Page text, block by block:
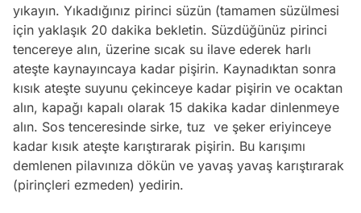
yıkayın. Yıkadığınız pirinci süzün (tamamen süzülmesi
için yaklaşık 20 dakika bekletin. Süzdüğünüz pirinci
tencereye alın, üzerine sıcak su ilave ederek harlı
ateşte kaynayıncaya kadar pişirin. Kaynadıktan sonra
kısık ateşte suyunu çekinceye kadar pişirin ve ocaktan
alın, kapağı kapalı olarak 15 dakika kadar dinlenmeye
alın. Sos tenceresinde sirke, tuz ve şeker eriyinceye
kadar kısık ateşte karıştırarak pişirin. Bu karışımı
demlenen pilavınıza dökün ve yavaş yavaş karıştırarak
(pirinçleri ezmeden) yedirin.